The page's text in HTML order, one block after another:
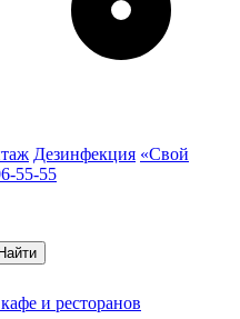
Дезинфекция «Свой
55-55
Найти